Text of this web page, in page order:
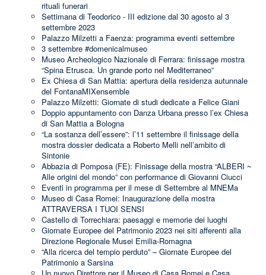
rituali funerari
Settimana di Teodorico - III edizione dal 30 agosto al 3
settembre 2023
Palazzo Milzetti a Faenza: programma eventi settembre
3 settembre #domenicalmuseo
Museo Archeologico Nazionale di Ferrara: finissage mostra
“Spina Etrusca. Un grande porto nel Mediterraneo”
Ex Chiesa di San Mattia: apertura della residenza autunnale
del FontanaMIXensemble
Palazzo Milzetti: Giornate di studi dedicate a Felice Giani
Doppio appuntamento con Danza Urbana presso l’ex Chiesa
di San Mattia a Bologna
“La sostanza dell’essere”: l’11 settembre il finissage della
mostra dossier dedicata a Roberto Melli nell’ambito di
Sintonie
Abbazia di Pomposa (FE): Finissage della mostra “ALBERI ~
Alle origini del mondo” con performance di Giovanni Ciucci
Eventi in programma per il mese di Settembre al MNEMa
Museo di Casa Romei: Inaugurazione della mostra
ATTRAVERSA I TUOI SENSI
Castello di Torrechiara: paesaggi e memorie dei luoghi
Giornate Europee del Patrimonio 2023 nei siti afferenti alla
Direzione Regionale Musei Emilia-Romagna
“Alla ricerca del tempio perduto” – Giornate Europee del
Patrimonio a Sarsina